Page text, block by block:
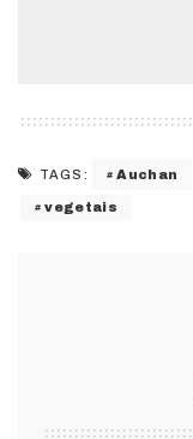
TAGS: Auchan
vegetais